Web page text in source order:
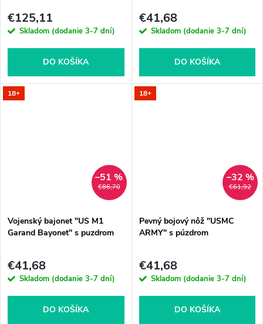
€125,11
Skladom (dodanie 3-7 dní)
DO KOŠÍKA
€41,68
Skladom (dodanie 3-7 dní)
DO KOŠÍKA
18+
€86,70
–51 %
Vojenský bajonet "US M1
Garand Bayonet" s puzdrom
€41,68
Skladom (dodanie 3-7 dní)
DO KOŠÍKA
18+
€61,92
–32 %
Pevný bojový nôž "USMC
ARMY" s púzdrom
€41,68
Skladom (dodanie 3-7 dní)
DO KOŠÍKA